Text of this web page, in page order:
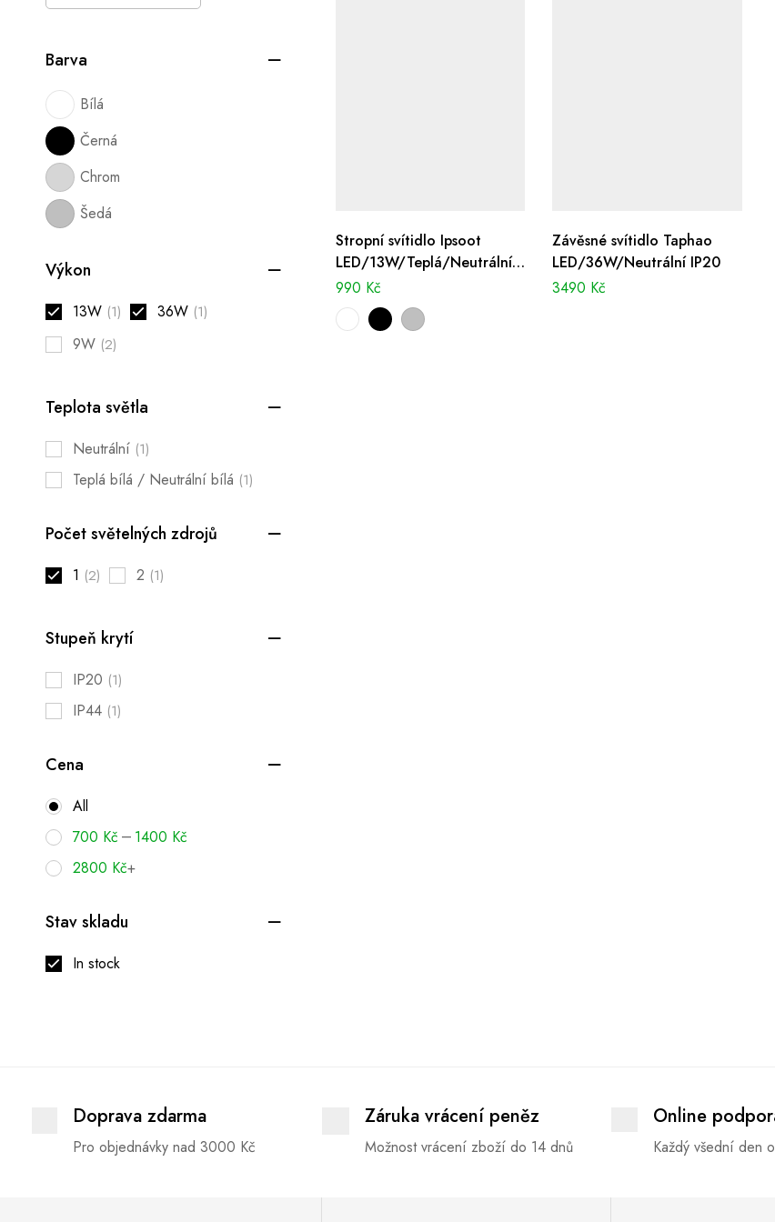
Barva
Bílá
Černá
Chrom
Šedá
Výkon
13W (1) 36W (1)
9W (2)
Teplota světla
Neutrální (1)
Teplá bílá / Neutrální bílá (1)
Počet světelných zdrojů
1 (2) 2 (1)
Stupeň krytí
IP20 (1)
IP44 (1)
Cena
All
700 Kč – 1400 Kč
2800 Kč+
Stav skladu
In stock
Stropní svítidlo Ipsoot
LED/13W/Teplá/Neutrální
IP44
990 Kč
Závěsné svítidlo Taphao
LED/36W/Neutrální IP20
3490 Kč
Doprava zdarma
Pro objednávky nad 3000 Kč
Záruka vrácení peněz
Možnost vrácení zboží do 14 dnů
Online
Každý všední den